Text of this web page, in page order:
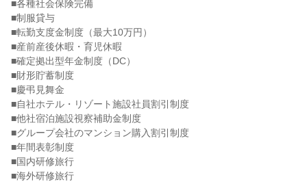
■各種社会保険完備
■制服貸与
■転勤支度金制度（最大10万円）
■産前産後休暇・育児休暇
■確定拠出型年金制度（DC）
■財形貯蓄制度
■慶弔見舞金
■自社ホテル・リゾート施設社員割引制度
■他社宿泊施設視察補助金制度
■グループ会社のマンション購入割引制度
■年間表彰制度
■国内研修旅行
■海外研修旅行